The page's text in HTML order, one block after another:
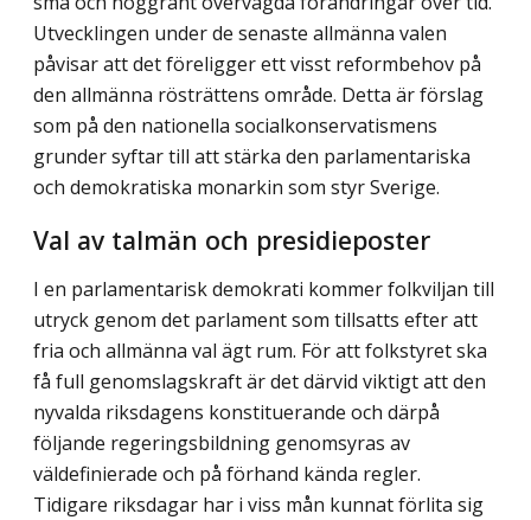
Utvecklingen under de senaste allmänna valen
påvisar att det föreligger ett visst reformbehov på
den allmänna rösträttens område. Detta är förslag
som på den nationella socialkonservatismens
grunder syftar till att stärka den parlamentariska
och demokratiska monarkin som styr Sverige.
Val av talmän och presidieposter
I en parlamentarisk demokrati kommer folkviljan till
utryck genom det parlament som tillsatts efter att
fria och allmänna val ägt rum. För att folkstyret ska
få full genomslagskraft är det därvid viktigt att den
nyvalda riksdagens konstituerande och därpå
följande regeringsbildning genomsyras av
väldefinierade och på förhand kända regler.
Tidigare riksdagar har i viss mån kunnat förlita sig